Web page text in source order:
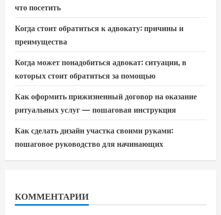
что посетить
Когда стоит обратиться к адвокату: причины и
преимущества
Когда может понадобиться адвокат: ситуации, в
которых стоит обратиться за помощью
Как оформить прижизненный договор на оказание
ритуальных услуг — пошаговая инструкция
Как сделать дизайн участка своими руками:
пошаговое руководство для начинающих
КОММЕНТАРИИ